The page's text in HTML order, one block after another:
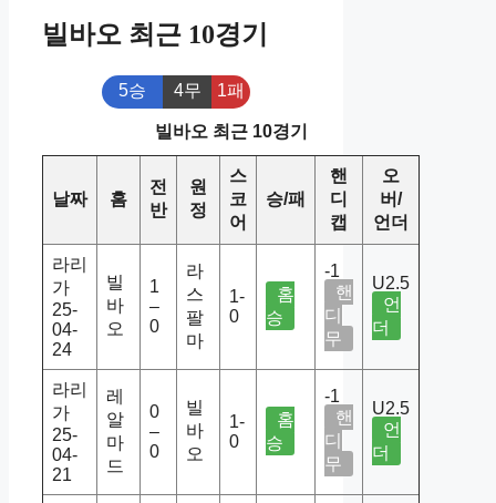
빌바오 최근 10경기
5승 4무 1패
빌바오 최근 10경기
날짜 홈
전
반
원
정
스
코
어
승/패
핸
디
캡
오
버/
언더
라리
가
25-
04-
24
빌
바
오
1
–
0
라
스
팔
마
1-
0
홈
승
-1
핸
디
무
U2.5
언
더
라리
가
25-
04-
21
레
알
마
드
0
–
0
빌
바
오
1-
0
홈
승
-1
핸
디
무
U2.5
언
더